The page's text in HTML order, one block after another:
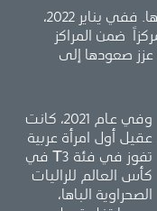
إذ تتحدث إنجازات دانيا عقيل عن نفسها. ففي يناير 2022،
ضمن المراكز
صعودها إلى
وفي عام 2021، كانت
عقيل أول امرأة عربية
تفوز في فئة T3 في
كأس العالم للراليات
الصحراوية الباها،